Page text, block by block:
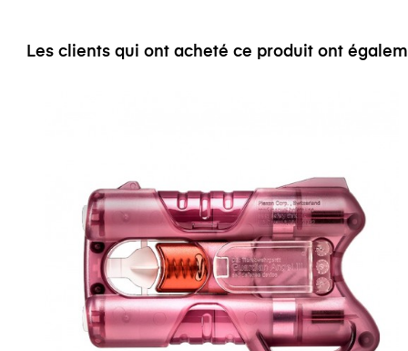
Les clients qui ont acheté ce produit ont